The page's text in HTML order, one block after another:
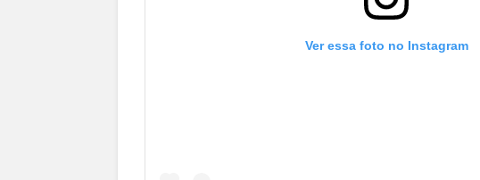
Ver essa foto no Instagram